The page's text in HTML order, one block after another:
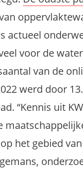
actueel
voor de
van de
werd door
“Kennis uit
het gebied